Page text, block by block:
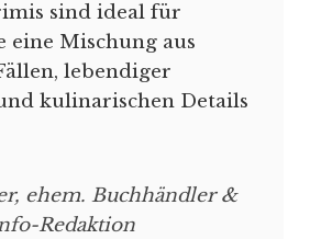
sind ideal für
eine Mischung aus
lebendiger
kulinarischen Details
ehem. Buchhändler &
Redaktion